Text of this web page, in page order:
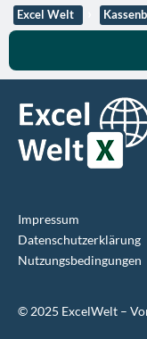
Excel Welt
Impressum
Datenschutz­erklärung
Nutzungsbedingungen
© 2025 ExcelWelt –